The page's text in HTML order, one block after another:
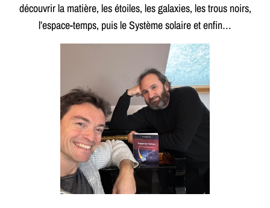
découvrir la matière, les étoiles, les galaxies, les trous noirs,
l’espace-temps, puis le Système solaire et enfin…